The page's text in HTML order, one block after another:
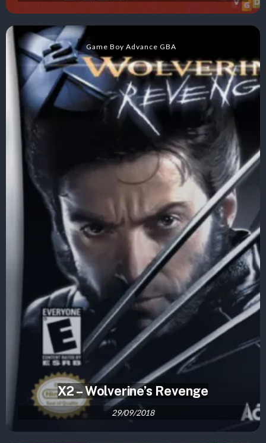
Game Boy Advance GBA
X2 – Wolverine’s Revenge
29/09/2018